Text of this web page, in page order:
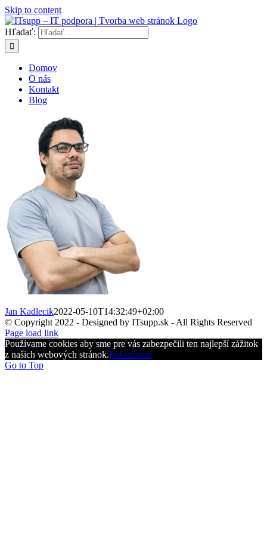
Skip to content
Hľadať:
Domov
O nás
Kontakt
Blog
Jan Kadlecik2022-05-10T14:32:49+02:00
© Copyright 2022 - Designed by ITsupp.sk - All Rights Reserved
Page load link
Používame cookies aby sme pre vás zabezpečili ten najlepší zážitok
z našich webových stránok.Pokračovať
Go to Top